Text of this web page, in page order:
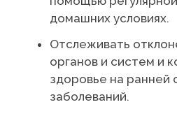
домашних условиях.
Отслеживать
органов и систем и
здоровье на ранней
заболеваний.